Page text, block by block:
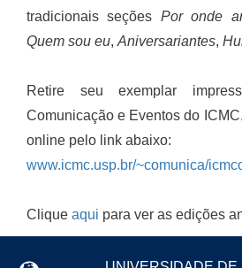
tradicionais seções Por onde
Quem sou eu, Aniversariantes,
Retire seu exemplar
Comunicação e Eventos do
online pelo link abaixo:
www.icmc.usp.br/~comunica/
Clique aqui para ver as edições